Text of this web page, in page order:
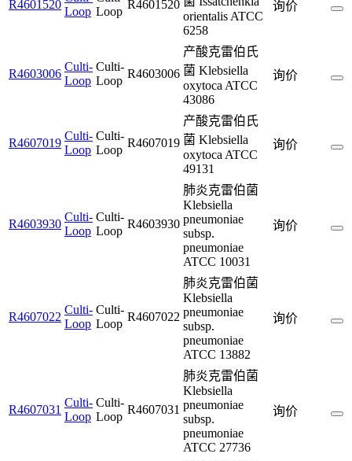
R4601520
Loop Loop
R4601520
orientalis ATCC
6258
询价
R4603006
Culti-
Loop
Culti-
Loop
R4603006
产酸克雷伯氏
菌 Klebsiella
oxytoca ATCC
43086
询价
R4607019
Culti-
Loop
Culti-
Loop
R4607019
产酸克雷伯氏
菌 Klebsiella
oxytoca ATCC
49131
询价
R4603930
Culti-
Loop
Culti-
Loop
R4603930
肺炎克雷伯菌
Klebsiella
pneumoniae
subsp.
pneumoniae
ATCC 10031
询价
R4607022
Culti-
Loop
Culti-
Loop
R4607022
肺炎克雷伯菌
Klebsiella
pneumoniae
subsp.
pneumoniae
ATCC 13882
询价
R4607031
Culti-
Loop
Culti-
Loop
R4607031
肺炎克雷伯菌
Klebsiella
pneumoniae
subsp.
pneumoniae
ATCC 27736
询价